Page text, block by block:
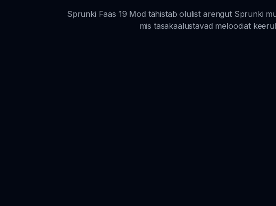
Sprunki Faas 19 Mod tähistab olulist arengut Sprunki
mis tasakaalustavad meloodiat